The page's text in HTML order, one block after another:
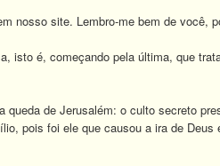
nosso site. Lembro-me bem de você,
isto é, começando pela última, que
de Jerusalém: o culto secreto
pois foi ele que causou a ira de